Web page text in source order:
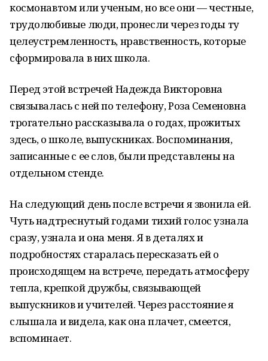
космонавтом или ученым, но все они — честные,
трудолюбивые люди, пронесли через годы ту
целеустремленность, нравственность, которые
сформировала в них школа.
Перед этой встречей Надежда Викторовна
связывалась с ней по телефону, Роза Семеновна
трогательно рассказывала о годах, прожитых
здесь, о школе, выпускниках. Воспоминания,
записанные с ее слов, были представлены на
отдельном стенде.
На следующий день после встречи я звонила ей.
Чуть надтреснутый годами тихий голос узнала
сразу, узнала и она меня. Я в деталях и
подробностях старалась пересказать ей о
происходящем на встрече, передать атмосферу
тепла, крепкой дружбы, связывающей
выпускников и учителей. Через расстояние я
слышала и видела, как она плачет, смеется,
вспоминает.